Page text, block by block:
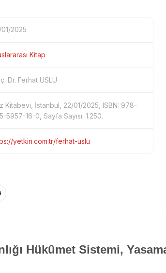
2025
Kitap
Dr. Ferhat USLU
Kitabevi, İstanbul, 22/01/2025, ISBN: 978-
5957-16-0, Sayfa Sayısı: 1.250.
yetkin.com.tr/ferhat-uslu
Hükûmet Sistemi,